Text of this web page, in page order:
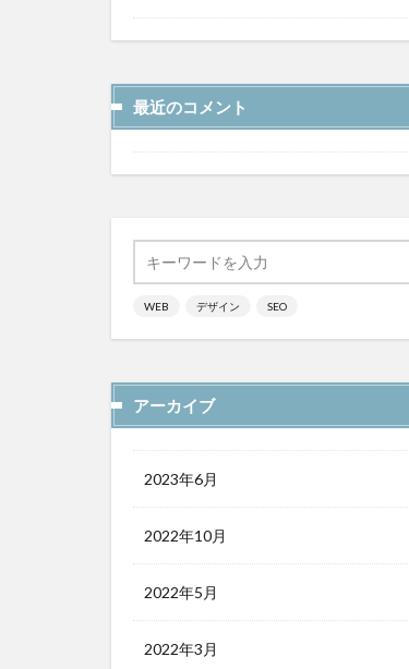
最近のコメント
WEB デザイン SEO
アーカイブ
2023年6月
2022年10月
2022年5月
2022年3月